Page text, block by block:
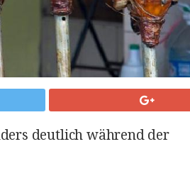
deutlich während der